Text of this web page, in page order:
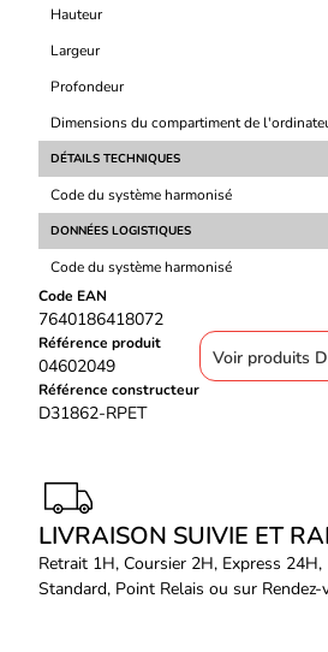
Hauteur
Largeur
Profondeur
Dimensions du compartiment de
DÉTAILS TECHNIQUES
Code du système harmonisé
DONNÉES LOGISTIQUES
Code du système harmonisé
Code EAN
7640186418072
Référence produit
04602049
Référence constructeur
D31862-RPET
Voir produits
LIVRAISON SUIVIE ET
Retrait 1H, Coursier 2H, Express 24H,
Standard, Point Relais ou sur Rendez-